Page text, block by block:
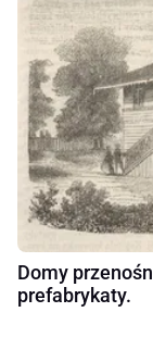
Domy
prefabrykaty.